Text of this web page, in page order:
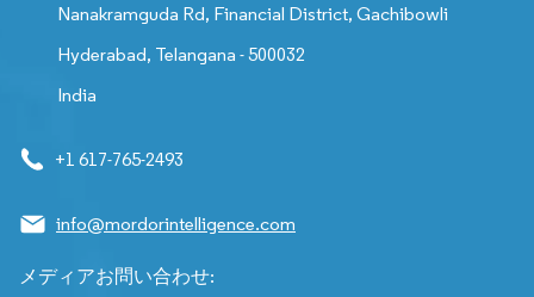
Nanakramguda Rd, Financial District, Gachibowli
Hyderabad, Telangana - 500032
India
+1 617-765-2493
info@mordorintelligence.com
メディアお問い合わせ: